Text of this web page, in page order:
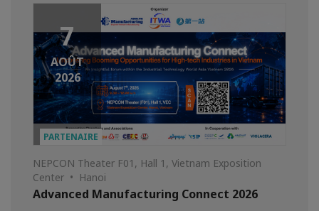
7
AOÛT
2026
PARTENAIRE
NEPCON Theater F01, Hall 1, Vietnam Exposition
Center • Hanoi
Advanced Manufacturing Connect 2026